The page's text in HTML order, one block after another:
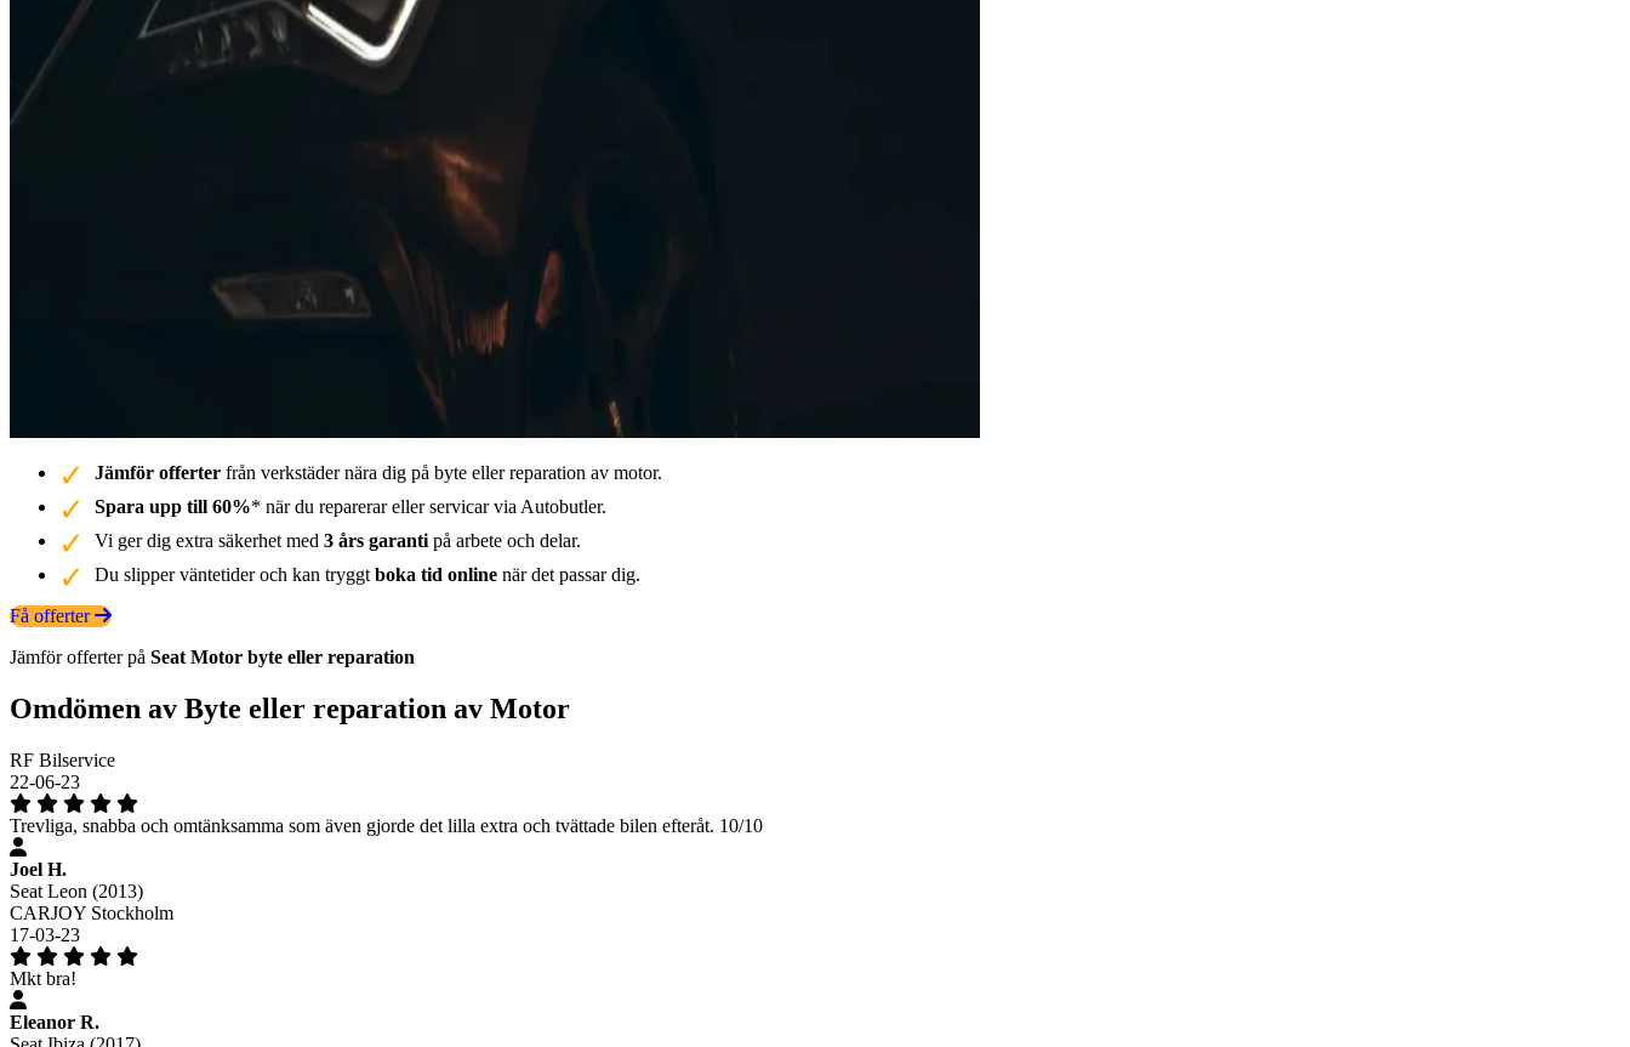
Jämför offerter från verkstäder nära dig på byte eller reparation av motor.
Spara upp till 60%* när du reparerar eller servicar via Autobutler.
Vi ger dig extra säkerhet med 3 års garanti på arbete och delar.
Du slipper väntetider och kan tryggt boka tid online när det passar dig.
Få offerter
Jämför offerter på Seat Motor byte eller reparation
Omdömen av Byte eller reparation av Motor
RF Bilservice
22-06-23
Trevliga, snabba och omtänksamma som även gjorde det lilla extra och tvättade bilen efteråt. 10/10
Joel H.
Seat Leon (2013)
CARJOY Stockholm
17-03-23
Mkt bra!
Eleanor R.